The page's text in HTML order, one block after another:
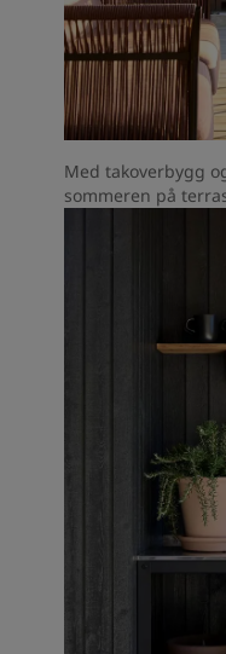
Med takoverbygg
sommeren på